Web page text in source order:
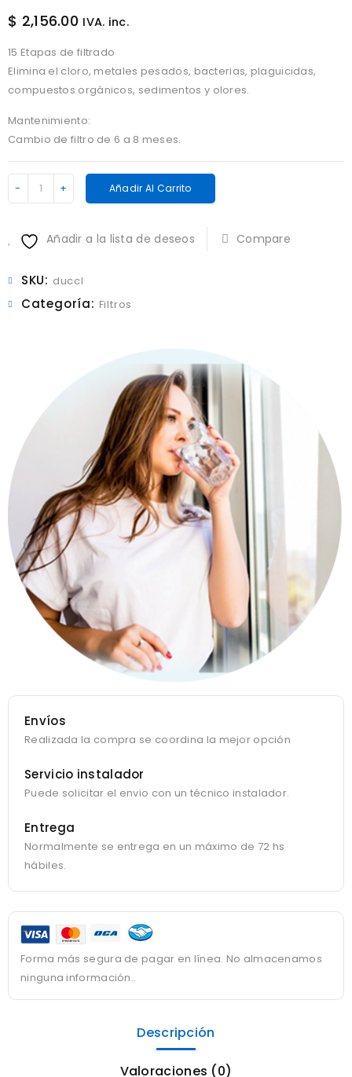
$ 2,156.00 IVA. inc.
15 Etapas de filtrado
Elimina el cloro, metales pesados, bacterias, plaguicidas,
compuestos orgánicos, sedimentos y olores.
Mantenimiento:
Cambio de filtro de 6 a 8 meses.
Purificador
De
Clean
Añadir Al Carrito
Añadir a la lista de deseos Compare
SKU: duccl
Categoría: Filtros
Envíos
Realizada la compra se coordina la mejor opción
Servicio instalador
Puede solicitar el envio con un técnico instalador.
Entrega
Normalmente se entrega en un máximo de 72 hs
hábiles.
Forma más segura de pagar en línea. No almacenamos
ninguna información..
Descripción
Valoraciones (0)